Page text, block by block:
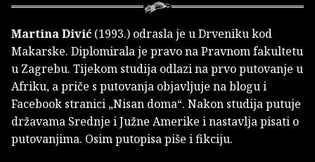
Martina Divić (1993.) odrasla je u Drveniku kod
Makarske. Diplomirala je pravo na Pravnom fakultetu
u Zagrebu. Tijekom studija odlazi na prvo putovanje u
Afriku, a priče s putovanja objavljuje na blogu i
Facebook stranici „Nisan doma“. Nakon studija putuje
državama Srednje i Južne Amerike i nastavlja pisati o
putovanjima. Osim putopisa piše i fikciju.